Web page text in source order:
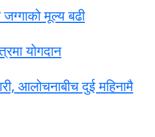
जग्गाको मूल्य बढी
योगदान
आलोचनाबीच दुई महिनामै